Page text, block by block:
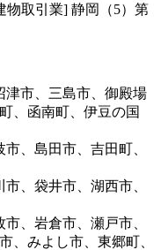
物取引業] 静岡（5）第
津市、三島市、御殿場
、函南町、伊豆の国
、島田市、吉田町、
、袋井市、湖西市、
、岩倉市、瀬戸市、
、みよし市、東郷町、